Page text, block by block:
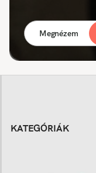
Megnézem
KATEGÓRIÁK